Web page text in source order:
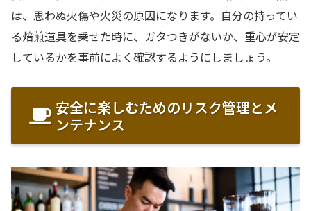
は、思わぬ火傷や火災の原因になります。自分の持ってい
る焙煎道具を乗せた時に、ガタつきがないか、重心が安定
しているかを事前によく確認するようにしましょう。
安全に楽しむためのリスク管理とメ
ンテナンス